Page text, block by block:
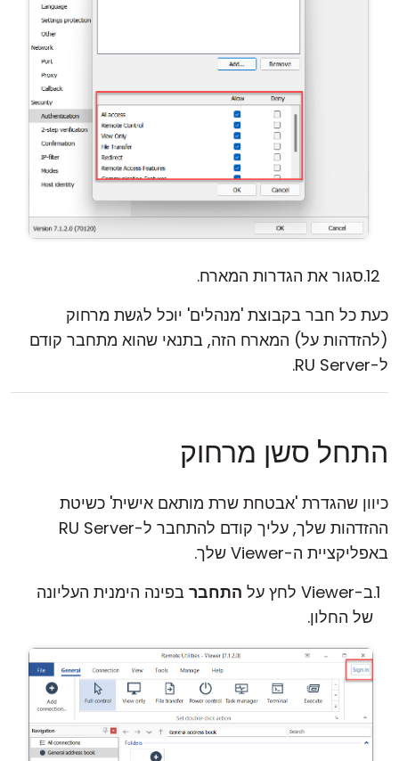
סגור את הגדרות המארח.
כעת כל חבר בקבוצת 'מנהלים' יוכל לגשת מרחוק
(להזדהות על) המארח הזה, בתנאי שהוא מתחבר קודם
ל-RU Server.
התחל סשן מרחוק
כיוון שהגדרת 'אבטחת שרת מותאם אישית' כשיטת
ההזדהות שלך, עליך קודם להתחבר ל-RU Server
באפליקציית ה-Viewer שלך.
ב-Viewer לחץ על
התחבר בפינה הימנית העליונה
של החלון.